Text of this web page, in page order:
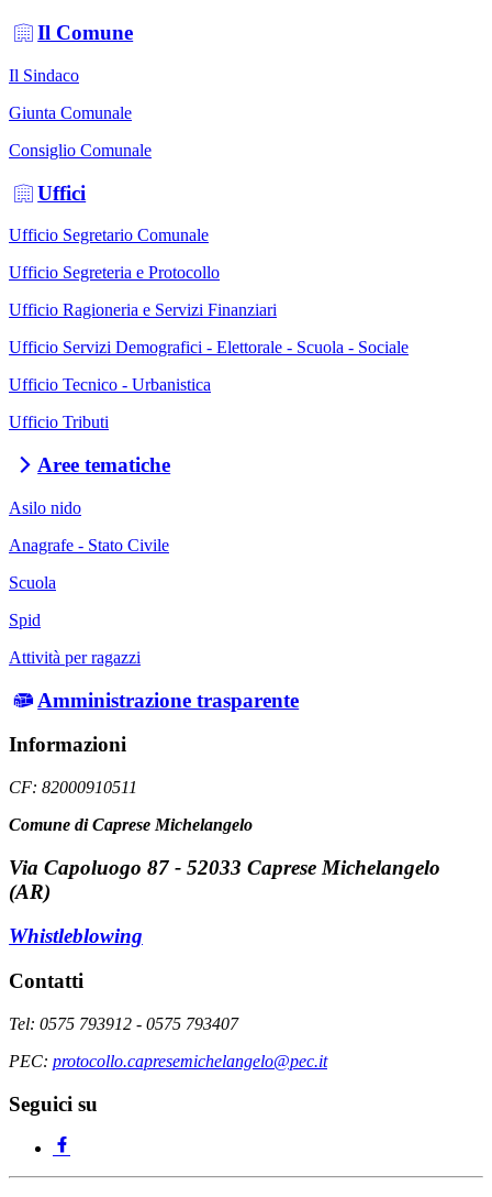
Il Comune
Il Sindaco
Giunta Comunale
Consiglio Comunale
Uffici
Ufficio Segretario Comunale
Ufficio Segreteria e Protocollo
Ufficio Ragioneria e Servizi Finanziari
Ufficio Servizi Demografici - Elettorale - Scuola - Sociale
Ufficio Tecnico - Urbanistica
Ufficio Tributi
Aree tematiche
Asilo nido
Anagrafe - Stato Civile
Scuola
Spid
Attività per ragazzi
Amministrazione trasparente
Informazioni
CF: 82000910511
Comune di Caprese Michelangelo
Via Capoluogo 87 - 52033 Caprese Michelangelo
(AR)
Whistleblowing
Contatti
Tel: 0575 793912 - 0575 793407
PEC: protocollo.capresemichelangelo@pec.it
Seguici su